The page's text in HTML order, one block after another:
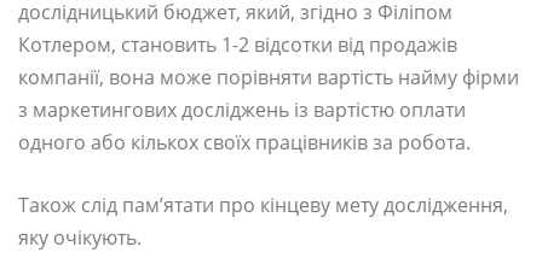
дослідницький бюджет, який, згідно з Філіпом
Котлером, становить 1-2 відсотки від продажів
компанії, вона може порівняти вартість найму фірми
з маркетингових досліджень із вартістю оплати
одного або кількох своїх працівників за робота.
Також слід пам’ятати про кінцеву мету дослідження,
яку очікують.